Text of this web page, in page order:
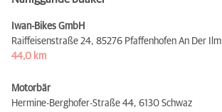
Iwan-Bikes GmbH
Raiffeisenstraße 24, 85276 Pfaffenhofen An Der Ilm
44,0 km
Motorbär
Hermine-Berghofer-Straße 44, 6130 Schwaz